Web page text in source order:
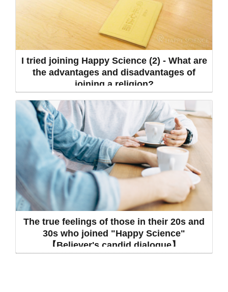
I tried joining Happy Science (2) - What are
the advantages and disadvantages of
joining a religion?
The true feelings of those in their 20s and
30s who joined "Happy Science"
【Believer's candid dialogue】